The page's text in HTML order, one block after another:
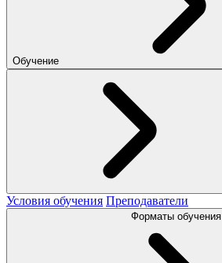
Обучение
Условия обучения Преподаватели
Форматы обучения